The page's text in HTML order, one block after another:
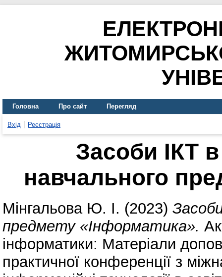
Головна Про сайт Перегляд
Вхід Реєстрація
Засоби ІКТ
навчального
Мінгальова Ю. І. (2023)
предмету «Інформатика».
інформатики: Матеріали
практичної конференції з